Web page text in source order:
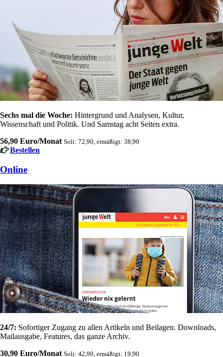
Sechs mal die Woche: Hintergrund und Analysen, Kultur,
Wissenschaft und Politik. Und Samstag acht Seiten extra.
56,90 Euro/Monat Soli: 72,90, ermäßigt: 38,90
Bestellen
Online
24/7: Sofortiger Zugang zu allen Artikeln und Beilagen. Downloads,
Mailausgabe, Features, das ganze Archiv.
30,90 Euro/Monat Soli: 42,90, ermäßigt: 19,90